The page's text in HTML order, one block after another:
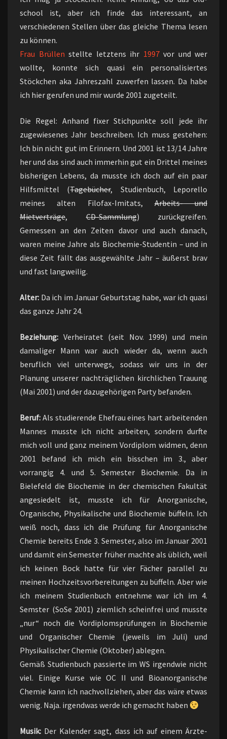
school ist, aber ich finde das interessant, an
verschiedenen Stellen über das gleiche Thema lesen
zu können.
Frau Brüllen stellte letztens ihr 1997vor und wer
wollte, konnte sich quasi ein personalisiertes
Stöckchen aka Jahreszahl zuwerfen lassen. Da habe
ich hier gerufen und mir wurde 2001 zugeteilt.
Die Regel: Anhand fixer Stichpunkte soll jede ihr
zugewiesenes Jahr beschreiben. Ich muss gestehen:
Ich bin nicht gut im Erinnern. Und 2001 ist 13/14 Jahre
her und das sind auch immerhin gut ein Drittel meines
bisherigen Lebens, da musste ich doch auf ein paar
Hilfsmittel (Tagebücher, Studienbuch, Leporello
meines alten Filofax-Imitats,Arbeits- und
Mietverträge,CD-Sammlung) zurückgreifen.
Gemessen an den Zeiten davor und auch danach,
waren meine Jahre als Biochemie-Studentin – und in
diese Zeit fällt das ausgewählte Jahr – äußerst brav
und fast langweilig.
Alter: Da ich im Januar Geburtstag habe, war ich quasi
das ganze Jahr 24.
Beziehung: Verheiratet (seit Nov. 1999) und mein
damaliger Mann war auch wieder da, wenn auch
beruflich viel unterwegs, sodass wir uns in der
Planung unserer nachträglichen kirchlichen Trauung
(Mai 2001) und der dazugehörigen Party befanden.
Beruf: Als studierende Ehefrau eines hart arbeitenden
Mannes musste ich nicht arbeiten, sondern durfte
mich voll und ganz meinem Vordiplom widmen, denn
2001 befand ich mich ein bisschen im 3., aber
vorrangig 4. und 5. Semester Biochemie. Da in
Bielefeld die Biochemie in der chemischen Fakultät
angesiedelt ist, musste ich für Anorganische,
Organische, Physikalische und Biochemie büffeln. Ich
weiß noch, dass ich die Prüfung für Anorganische
Chemie bereits Ende 3. Semester, also im Januar 2001
und damit ein Semester früher machte als üblich, weil
ich keinen Bock hatte für vier Fächer parallel zu
meinen Hochzeitsvorbereitungen zu büffeln. Aber wie
ich meinem Studienbuch entnehme war ich im 4.
Semster (SoSe 2001) ziemlich scheinfrei und musste
„nur“ noch die Vordiplomsprüfungen in Biochemie
und Organischer Chemie (jeweils im Juli) und
Physikalischer Chemie (Oktober) ablegen.
Gemäß Studienbuch passierte im WS irgendwie nicht
viel. Einige Kurse wie OC II und Bioanorganische
Chemie kann ich nachvollziehen, aber das wäre etwas
wenig. Naja. irgendwas werde ich gemacht haben
Musik: Der Kalender sagt, dass ich auf einem Ärzte-